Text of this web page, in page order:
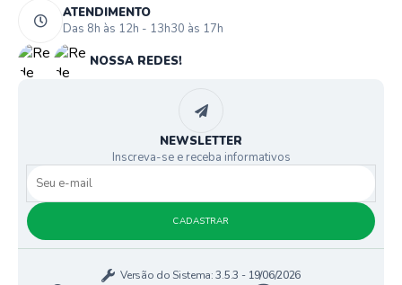
ATENDIMENTO
Das 8h às 12h - 13h30 às 17h
NOSSA REDES!
NEWSLETTER
Inscreva-se e receba informativos
CADASTRAR
Versão do Sistema:3.5.3 - 19/06/2026